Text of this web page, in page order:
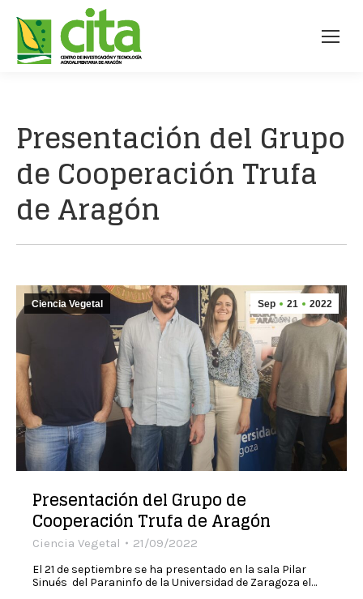
Presentación del Grupo
de Cooperación Trufa
de Aragón
Sep 21 2022
Ciencia Vegetal
Presentación del Grupo de
Cooperación Trufa de Aragón
Ciencia Vegetal 21/09/2022
El 21 de septiembre se ha presentado en la sala Pilar
Sinués del Paraninfo de la Universidad de Zaragoza el…